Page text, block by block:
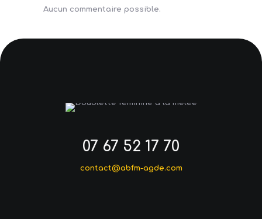
Aucun commentaire possible.
07 67 52 17 70
contact@abfm-agde.com